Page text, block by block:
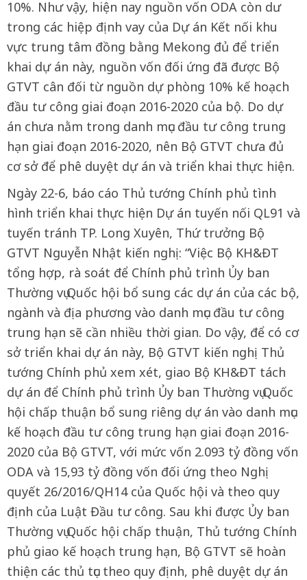
10%. Như vậy, hiện nay nguồn vốn ODA còn dư
trong các hiệp định vay của Dự án Kết nối khu
vực trung tâm đồng bằng Mekong đủ để triển
khai dự án này, nguồn vốn đối ứng đã được Bộ
GTVT cân đối từ nguồn dự phòng 10% kế hoạch
đầu tư công giai đoạn 2016-2020 của bộ. Do dự
án chưa nằm trong danh mục đầu tư công trung
hạn giai đoạn 2016-2020, nên Bộ GTVT chưa đủ
cơ sở để phê duyệt dự án và triển khai thực hiện.
Ngày 22-6, báo cáo Thủ tướng Chính phủ tình
hình triển khai thực hiện Dự án tuyến nối QL91 và
tuyến tránh TP. Long Xuyên, Thứ trưởng Bộ
GTVT Nguyễn Nhật kiến nghị: “Việc Bộ KH&ĐT
tổng hợp, rà soát để Chính phủ trình Ủy ban
Thường vụ Quốc hội bổ sung các dự án của các bộ,
ngành và địa phương vào danh mục đầu tư công
trung hạn sẽ cần nhiều thời gian. Do vậy, để có cơ
sở triển khai dự án này, Bộ GTVT kiến nghị Thủ
tướng Chính phủ xem xét, giao Bộ KH&ĐT tách
dự án để Chính phủ trình Ủy ban Thường vụ Quốc
hội chấp thuận bổ sung riêng dự án vào danh mục
kế hoạch đầu tư công trung hạn giai đoạn 2016-
2020 của Bộ GTVT, với mức vốn 2.093 tỷ đồng vốn
ODA và 15,93 tỷ đồng vốn đối ứng theo Nghị
quyết 26/2016/QH14 của Quốc hội và theo quy
định của Luật Đầu tư công. Sau khi được Ủy ban
Thường vụ Quốc hội chấp thuận, Thủ tướng Chính
phủ giao kế hoạch trung hạn, Bộ GTVT sẽ hoàn
thiện các thủ tục theo quy định, phê duyệt dự án